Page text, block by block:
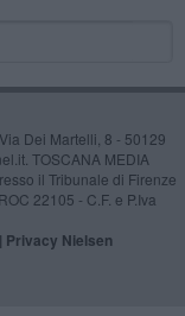
Dei Martelli, 8 - 50129
TOSCANA MEDIA
il Tribunale di Firenze
22105 - C.F. e P.Iva
Privacy Nielsen